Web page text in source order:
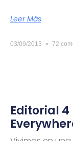
Leer Más
03/09/2013 72
Editorial 4